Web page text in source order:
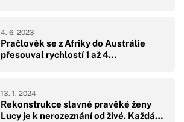
Pračlověk se z Afriky do Austrálie
přesouval rychlostí 1 až 4…
4. 6. 2023
Rekonstrukce slavné pravěké ženy
Lucy je k nerozeznání od živé. Každá…
13. 1. 2024